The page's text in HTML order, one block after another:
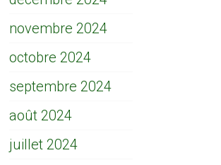
novembre 2024
octobre 2024
septembre 2024
août 2024
juillet 2024